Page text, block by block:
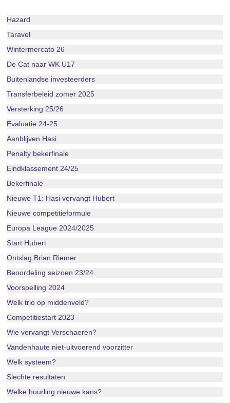
Hazard
Taravel
Wintermercato 26
De Cat naar WK U17
Buitenlandse investeerders
Transferbeleid zomer 2025
Versterking 25/26
Evaluatie 24-25
Aanblijven Hasi
Penalty bekerfinale
Eindklassement 24/25
Bekerfinale
Nieuwe T1: Hasi vervangt Hubert
Nieuwe competitieformule
Europa League 2024/2025
Start Hubert
Ontslag Brian Riemer
Beoordeling seizoen 23/24
Voorspelling 2024
Welk trio op middenveld?
Competitiestart 2023
Wie vervangt Verschaeren?
Vandenhaute niet-uitvoerend voorzitter
Welk systeem?
Slechte resultaten
Welke huurling nieuwe kans?